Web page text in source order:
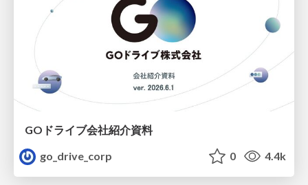
GOドライブ会社紹介資料
go_drive_corp
0 4.4k